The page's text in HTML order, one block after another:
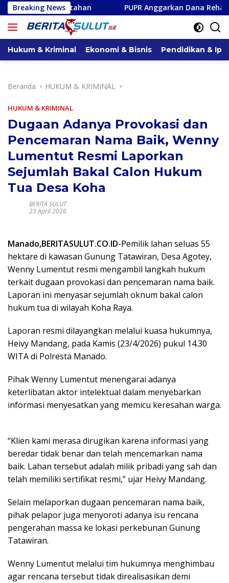
Langsung
ke
konten
Breaking NewsPUPR Anggarkan Dana Rehabilitasi Tiga
Hukum & Kriminal Ekonomi & Bisnis Pendidikan &
Beranda HUKUM & KRIMINAL
HUKUM & KRIMINAL
Dugaan Adanya Provokasi dan
Pencemaran Nama Baik, Wenny
Lumentut Resmi Laporkan
Sejumlah Bakal Calon Hukum
Tua Desa Koha
BERITA SULUT
23 April 2026
Manado,BERITASULUT.CO.ID-Pemilik lahan seluas 55
hektare di kawasan Gunung Tatawiran, Desa Agotey,
Wenny Lumentut resmi mengambil langkah hukum
terkait dugaan provokasi dan pencemaran nama baik.
Laporan ini menyasar sejumlah oknum bakal calon
hukum tua di wilayah Koha Raya.
Laporan resmi dilayangkan melalui kuasa hukumnya,
Heivy Mandang, pada Kamis (23/4/2026) pukul 14.30
WITA di Polresta Manado.
Pihak Wenny Lumentut menengarai adanya
keterlibatan aktor intelektual dalam menyebarkan
informasi menyesatkan yang memicu keresahan warga.
“Klien kami merasa dirugikan karena informasi yang
beredar tidak benar dan telah mencemarkan nama
baik. Lahan tersebut adalah milik pribadi yang sah dan
telah memiliki sertifikat resmi,” ujar Heivy Mandang.
Selain melaporkan dugaan pencemaran nama baik,
pihak pelapor juga menyoroti adanya isu rencana
pengerahan massa ke lokasi perkebunan Gunung
Tatawiran.
Wenny Lumentut melalui tim hukumnya menghimbau
agar rencana tersebut tidak direalisasikan demi